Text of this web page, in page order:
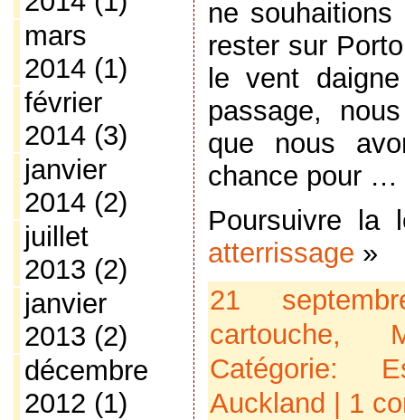
mars
2014(1)
février
2014(3)
janvier
2014(2)
juillet
2013 (2)
janvier
2013 (2)
décembre
2012 (1)
ne
rester sur
le vent
passage,
que nous
chance pour …
Poursuivre
atterrissage »
21
cartouche,
Catégorie:
Auckland
1